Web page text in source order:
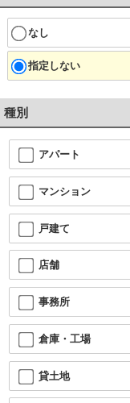
なし
指定しない
種別
アパート
マンション
戸建て
店舗
事務所
倉庫・工場
貸土地